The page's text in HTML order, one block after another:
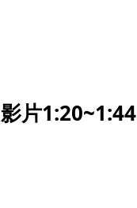
影片1:20~1:44